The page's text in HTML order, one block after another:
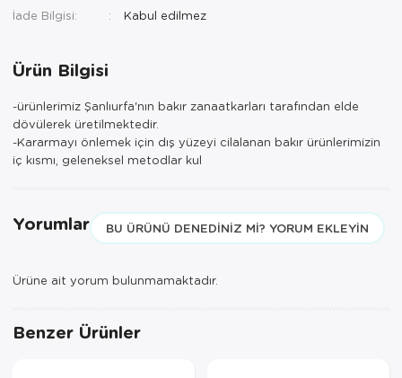
İade Bilgisi:
Ürün Bilgisi
-ürünlerimiz Şanlıurfa'nın bakır zanaatkarları tarafından elde
dövülerek üretilmektedir.
-Kararmayı önlemek için dış yüzeyi cilalanan bakır ürünlerimizin
iç kısmı, geleneksel metodlar kul
Yorumlar BU ÜRÜNÜ DENEDINIZ MI? YORUM EKLEYIN
Ürüne ait yorum bulunmamaktadır.
Benzer Ürünler